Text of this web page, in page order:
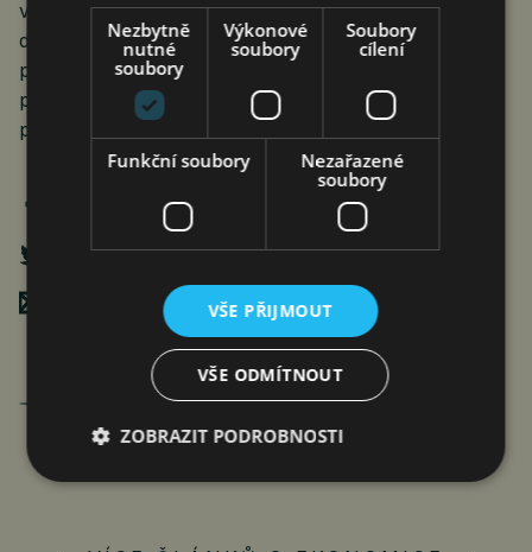
v nákladech. Odmítá i argument zdražování práce na
dohodu, protože změny v zákoně budou platit až od
poloviny příštího roku. „Vyšší daň pro firmy zatěžuje
primárně zisk společnosti a není nákladovou
položkou promítající se do ceny,“ doplnil.
Poslat mailem
Jan Ferenc
Nezbytně
nutné
soubory
Výkonové
soubory
Soubory
cílení
Funkční soubory
Nezařazené
soubory
VŠE PŘIJMOUT
VŠE ODMÍTNOUT
ZOBRAZIT PODROBNOSTI